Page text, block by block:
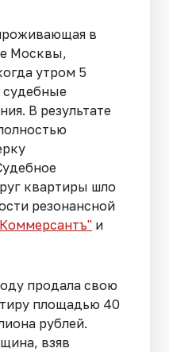
в
Москвы,
утром 5
судебные
В результате
квартиры шло
резонансной
и
продала свою
площадью 40
рублей.
взяв